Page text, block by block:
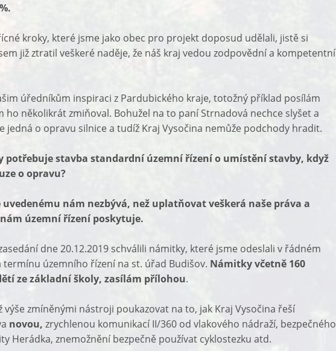
kroky, které jsme jako obec pro projekt doposud udělali, jistě si
již ztratil veškeré naděje, že náš kraj vedou zodpovědní a kompetentní
úředníkům inspiraci z Pardubického kraje, totožný příklad posílám
ho několikrát zmiňoval. Bohužel na to paní Strnadová nechce slyšet a
jedná o opravu silnice a tudíž Kraj Vysočina nemůže podchody hradit.
potřebuje stavba standardní územní řízení o umístění stavby, když
o opravu?
uvedenému nám nezbývá, než uplatňovat veškerá naše práva a
územní řízení poskytuje.
dne 20.12.2019 schválili námitky, které jsme odeslali v řádném
územního řízení na st. úřad Budišov. Námitky včetně 160
ze základní školy, zasílám přílohou.
výše zmíněnými nástroji poukazovat na to, jak Kraj Vysočina řeší
novou, zrychlenou komunikací II/360 od vlakového nádraží, bezpečného
Herádka, znemožnění bezpečně používat cyklostezku atd.